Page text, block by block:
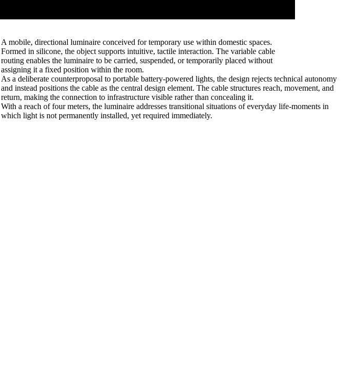
A mobile, directional luminaire conceived for temporary use within domestic spaces.
Formed in silicone, the object supports intuitive, tactile interaction. The variable cable
routing enables the luminaire to be carried, suspended, or temporarily placed without
assigning it a fixed position within the room.
As a deliberate counterproposal to portable battery-powered lights, the design rejects technical autonomy
and instead positions the cable as the central design element. The cable structures reach, movement, and
return, making the connection to infrastructure visible rather than concealing it.
With a reach of four meters, the luminaire addresses transitional situations of everyday life-moments in
which light is not permanently installed, yet required immediately.